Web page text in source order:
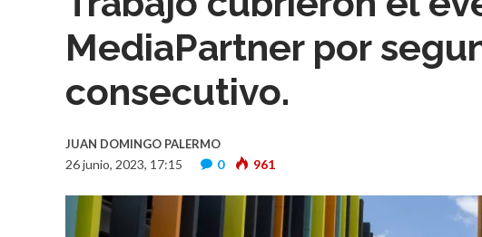
MediaPartner por
consecutivo.
JUAN DOMINGO PALERMO
26 junio, 2023, 17:15 0 961